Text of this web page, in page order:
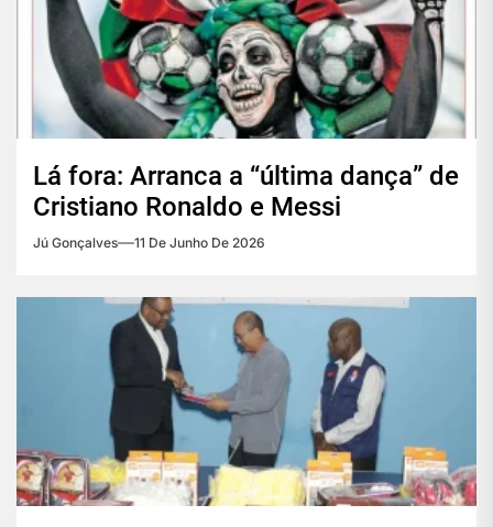
Lá fora: Arranca a “última dança” de
Cristiano Ronaldo e Messi
Jú Gonçalves 11 De Junho De 2026